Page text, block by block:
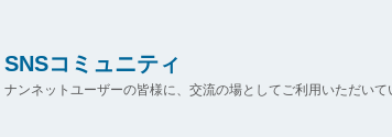
SNSコミュニティ
ナンネットユーザーの皆様に、交流の場としてご利用いただいて